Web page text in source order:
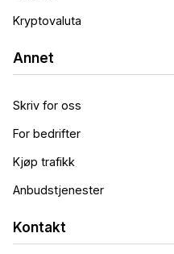
Kryptovaluta
Annet
Skriv for oss
For bedrifter
Kjøp trafikk
Anbudstjenester
Kontakt